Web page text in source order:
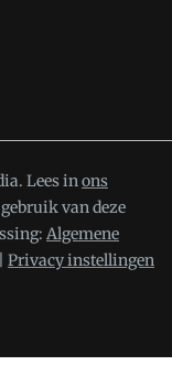
Lees inons
van deze
Algemene
Privacy instellingen